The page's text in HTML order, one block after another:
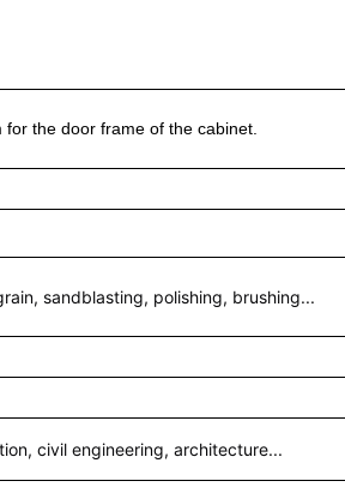
the door frame of the cabinet.
sandblasting, polishing, brushing...
civil engineering, architecture...